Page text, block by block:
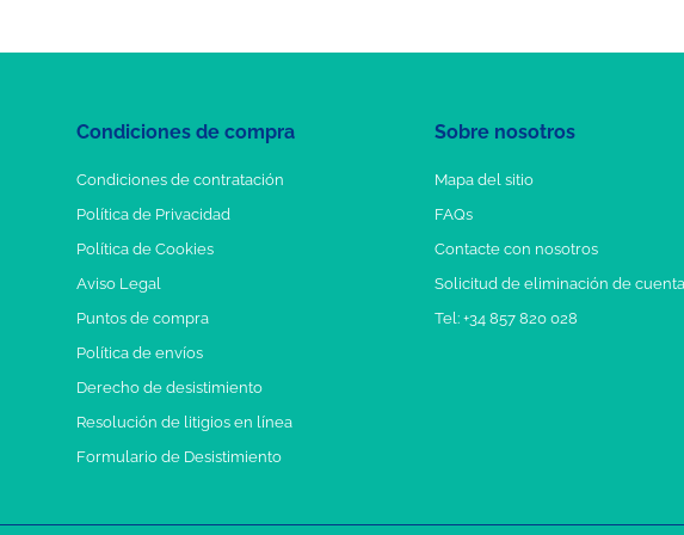
Condiciones de compra
Condiciones de contratación
Política de Privacidad
Política de Cookies
Aviso Legal
Puntos de compra
Política de envíos
Derecho de desistimiento
Resolución de litigios en línea
Formulario de Desistimiento
Sobre nosotros
Mapa del sitio
FAQs
Contacte con nosotros
Solicitud de eliminación de cuenta
Tel: +34 857 820 028